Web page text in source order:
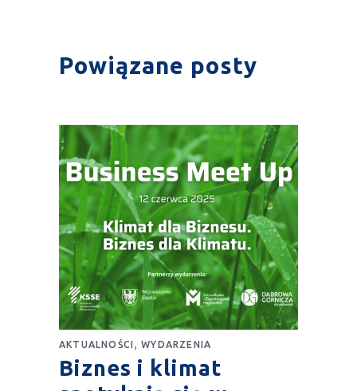
Powiązane posty
AKTUALNOŚCI ,WYDARZENIA
Biznes i klimat